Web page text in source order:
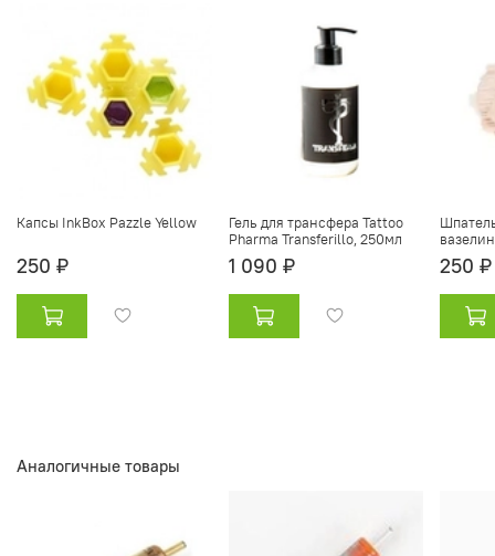
Капсы InkBox Pazzle Yellow
250 ₽
Гель для трансфера Tattoo
Pharma Transferillo, 250мл
1 090 ₽ 250 ₽
Аналогичные товары